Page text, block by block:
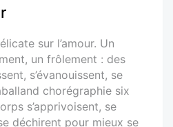
sur l’amour. Un
un frôlement : des
s’évanouissent, se
chorégraphie six
s’apprivoisent, se
déchirent pour mieux se